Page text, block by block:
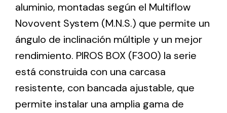
Ventilation
The incorporation of Novovent into the group
meant a greater offer of ventilation products for
different uses
aluminio, montadas según el Multiflow
Novovent System (M.N.S.) que permite un
ángulo de inclinación múltiple y un mejor
rendimiento. PIROS BOX (F300) la serie
está construida con una carcasa
resistente, con bancada ajustable, que
permite instalar una amplia gama de